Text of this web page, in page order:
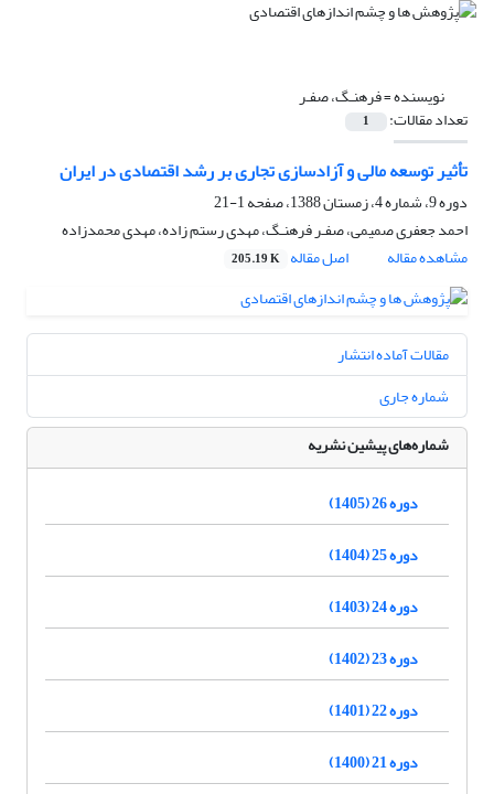
نویسنده =فرهنـگ، صفـر
تعداد مقالات: 1
تأثیر توسعه مالی و آزادسازی تجاری بر رشد اقتصادی در ایران
دوره 9، شماره 4، زمستان 1388، صفحه
1-21
احمد جعفری صمیمی، صفـر فرهنـگ، مهدی رستم زاده، مهدی محمدزاده
مشاهده مقاله
اصل مقاله 205.19 K
مقالات آماده انتشار
شماره جاری
شماره‌های پیشین نشریه
دوره 26 (1405)
دوره 25 (1404)
دوره 24 (1403)
دوره 23 (1402)
دوره 22 (1401)
دوره 21 (1400)